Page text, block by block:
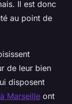
Il est donc
au point de
de leur bien
disposent
Marseille ont